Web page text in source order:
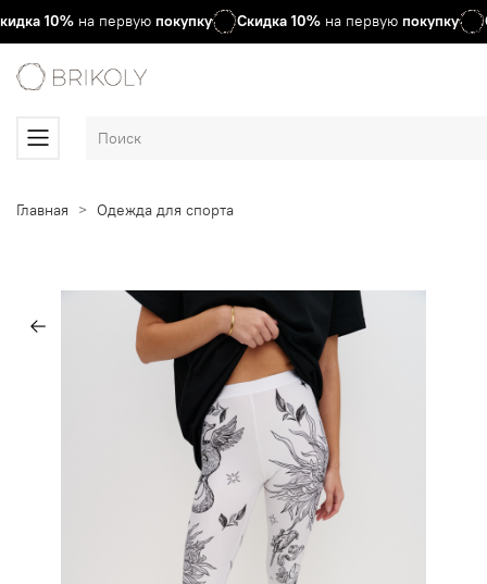
10%на первую покупку Скидка 10%на первую покупку
Главная Одежда для спорта